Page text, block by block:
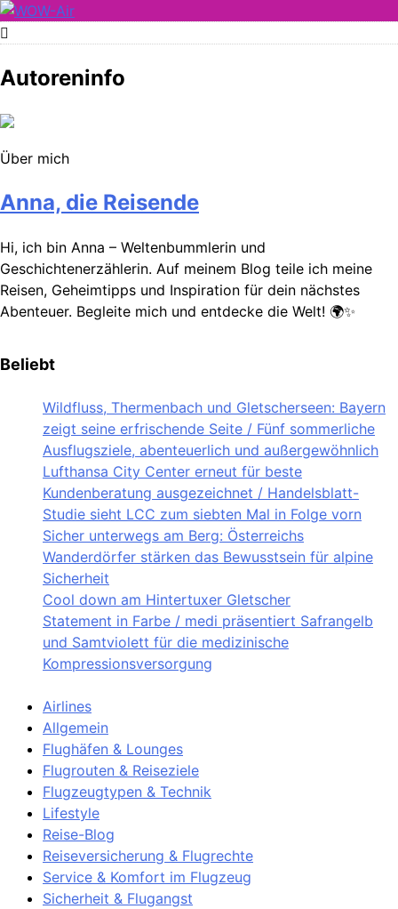
Skip
to
WOW-Air
Autoreninfo
Über mich
Anna, die Reisende
Hi, ich bin Anna – Weltenbummlerin und
Geschichtenerzählerin. Auf meinem Blog teile ich meine
Reisen, Geheimtipps und Inspiration für dein nächstes
Abenteuer. Begleite mich und entdecke die Welt! 🌍✨
Beliebt
Wildfluss, Thermenbach und Gletscherseen: Bayern
zeigt seine erfrischende Seite / Fünf sommerliche
Ausflugsziele, abenteuerlich und außergewöhnlich
Lufthansa City Center erneut für beste
Kundenberatung ausgezeichnet / Handelsblatt-
Studie sieht LCC zum siebten Mal in Folge vorn
Sicher unterwegs am Berg: Österreichs
Wanderdörfer stärken das Bewusstsein für alpine
Sicherheit
Cool down am Hintertuxer Gletscher
Statement in Farbe / medi präsentiert Safrangelb
und Samtviolett für die medizinische
Kompressionsversorgung
Airlines
Allgemein
Flughäfen & Lounges
Flugrouten & Reiseziele
Flugzeugtypen & Technik
Lifestyle
Reise-Blog
Reiseversicherung & Flugrechte
Service & Komfort im Flugzeug
Sicherheit & Flugangst